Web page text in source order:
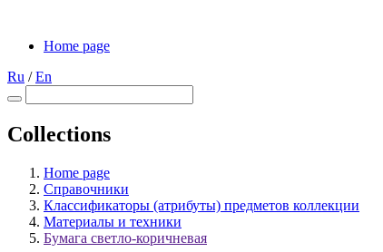
Home page
Ru /En
Collections
Home page
Справочники
Классификаторы (атрибуты) предметов коллекции
Материалы и техники
Бумага светло-коричневая